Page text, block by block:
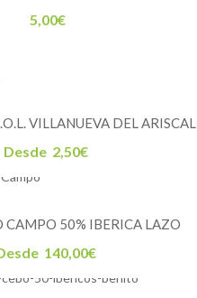
5,00€
VILLANUEVA DEL ARISCAL
Desde 2,50€
CAMPO 50% IBERICA LAZO
140,00€